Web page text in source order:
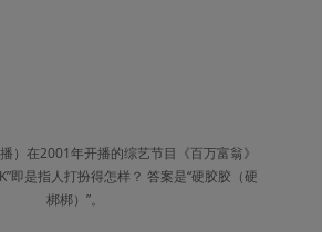
）在2001年开播的综艺节目《百万富翁》
即是指人打扮得怎样？ 答案是“硬胶胶（硬
梆梆）”。